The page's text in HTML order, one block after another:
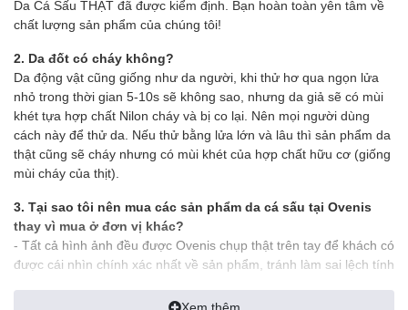
- Sản phẩm được bảo hành chính hãng 1 năm
- Ví Da Cá Sấu là một vật dùng tuy nhỏ bé nhưng người sở hữu
nó toát ra một phong thái không hề nhỏ. Bạn sẽ cảm thấytựn
tin, hãnh diệnvới những người xung quanh mỗi khi dùng tới nó.
- Một người đàn ông thành công không thể tách rời những sản
phẩm mang tính đẳng cấp. Và bạn chính là một trong
Da Cá Sấu Thật tại Ovenis.
—————————————————————
Da Cá Sấu THẬT đã được kiểm định. Bạn hoàn toàn yên tâm về
chất lượng sản phẩm của chúng tôi!
2. Da đốt có cháy không?
Da động vật cũng giống như da người, khi thử hơ qua ngọn lửa
nhỏ trong thời gian 5-10s sẽ không sao, nhưng da giả sẽ có mùi
khét tựa hợp chất Nilon cháy và bị co lại. Nên mọi người dùng
cách này để thử da. Nếu thử bằng lửa lớn và lâu thì sản phẩm da
thật cũng sẽ cháy nhưng có mùi khét của hợp chất hữu cơ (giống
mùi cháy của thịt).
3. Tại sao tôi nên mua các sản phẩm da cá sấu tại Ovenis
thay vì mua ở đơn vị khác?
- Tất cả hình ảnh đều được Ovenis chụp thật trên tay để khách có
được cái nhìn chính xác nhất về sản phẩm, tránh làm sai lệch tính